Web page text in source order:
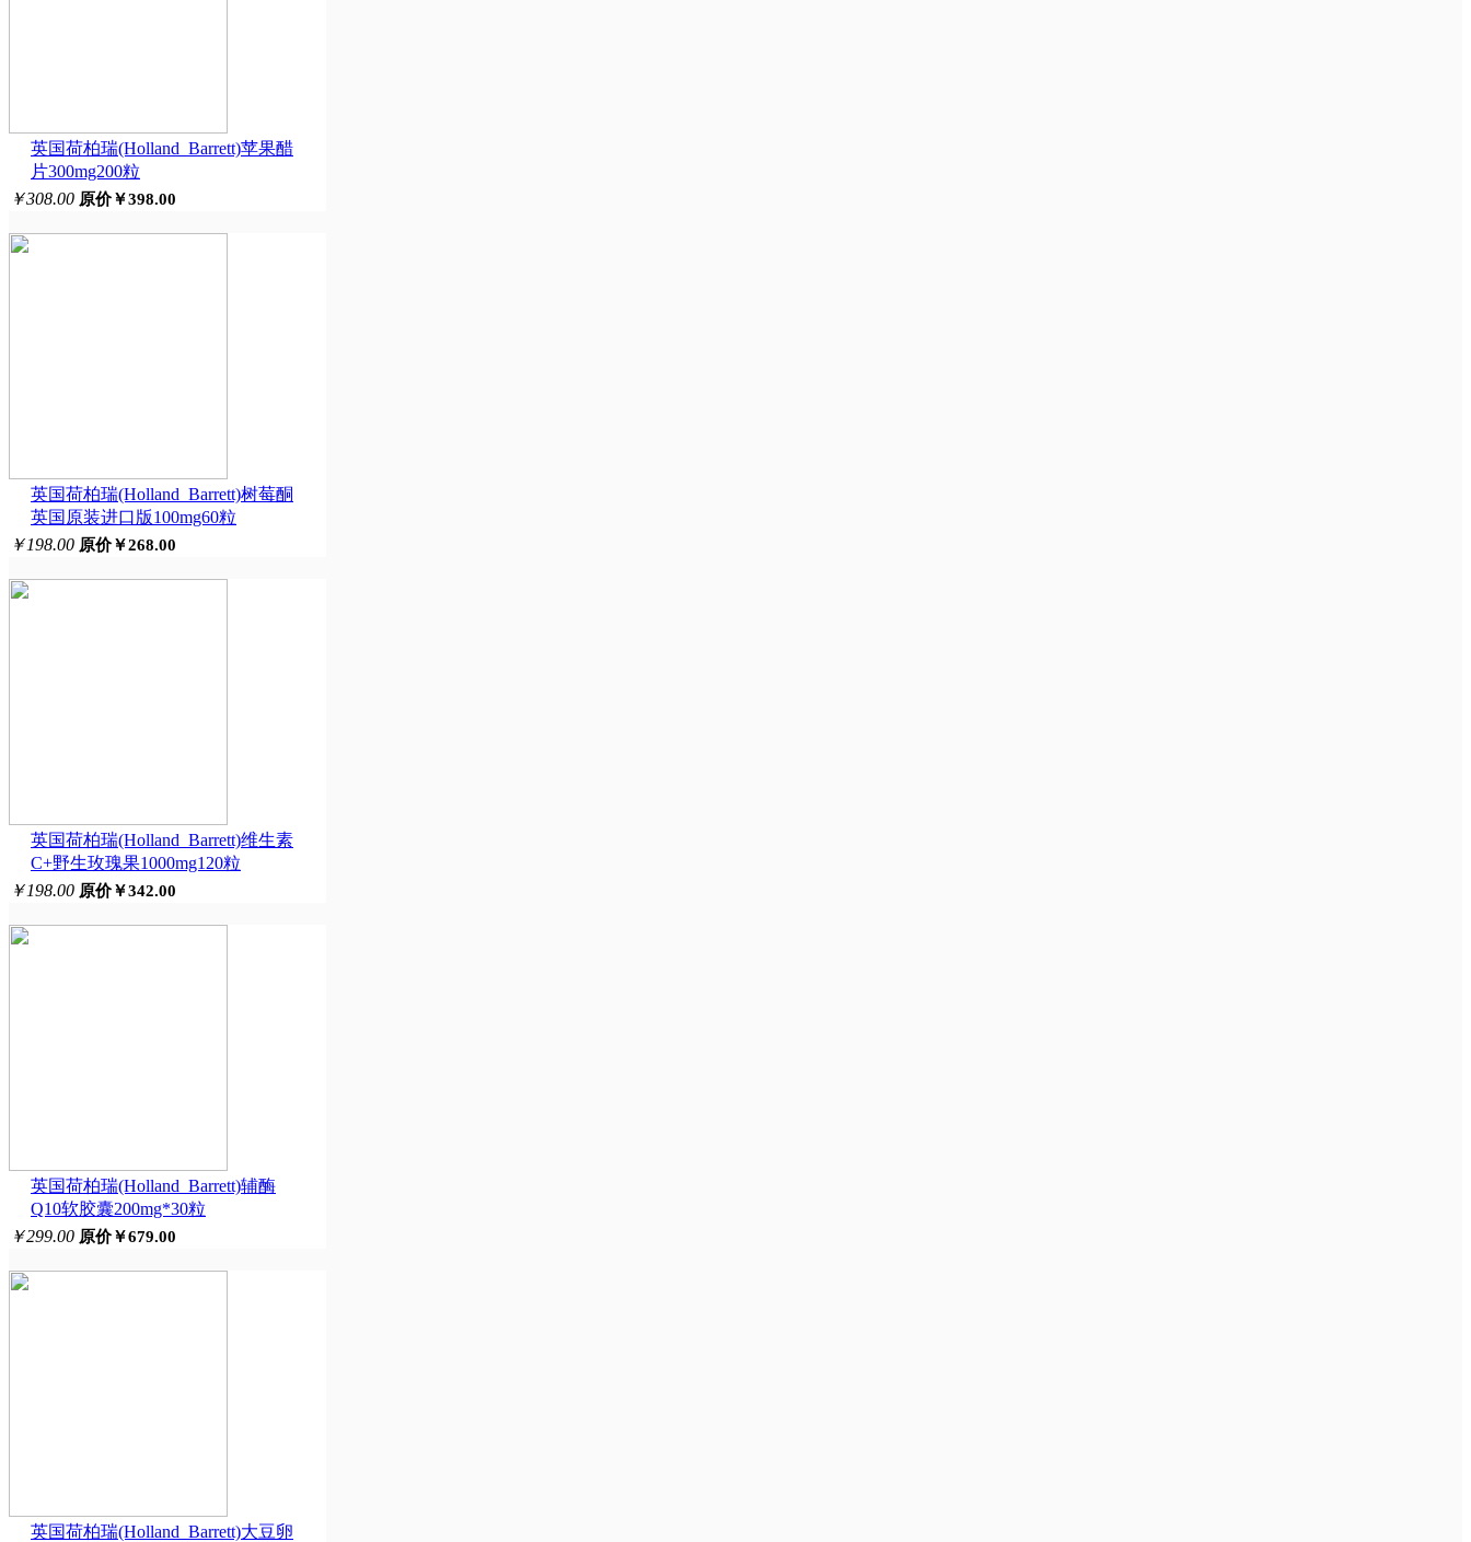
英国荷柏瑞(Holland_Barrett)苹果醋
片300mg200粒
￥308.00 原价￥398.00
英国荷柏瑞(Holland_Barrett)树莓酮
英国原装进口版100mg60粒
￥198.00 原价￥268.00
英国荷柏瑞(Holland_Barrett)维生素
C+野生玫瑰果1000mg120粒
￥198.00 原价￥342.00
英国荷柏瑞(Holland_Barrett)辅酶
Q10软胶囊200mg*30粒
￥299.00 原价￥679.00
英国荷柏瑞(Holland_Barrett)大豆卵